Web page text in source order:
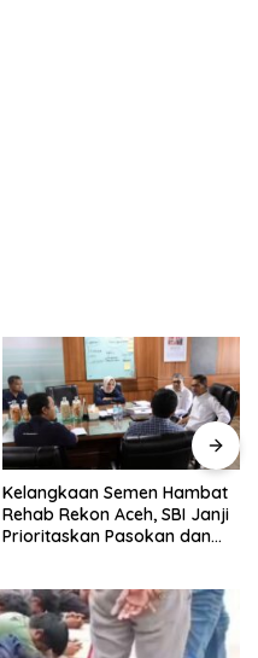
Kelangkaan Semen Hambat
Rehab Rekon Aceh, SBI Janji
Prioritaskan Pasokan dan